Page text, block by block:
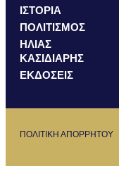
ΙΣΤΟΡΙΑ
ΠΟΛΙΤΙΣΜΟΣ
ΗΛΙΑΣ
ΚΑΣΙΔΙΑΡΗΣ
ΕΚΔΟΣΕΙΣ
ΠΟΛΙΤΙΚΗ ΑΠΟΡΡΗΤΟΥ